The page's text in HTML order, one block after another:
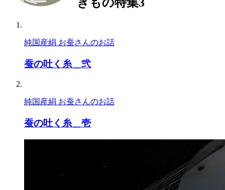
純国産絹 お蚕さんのお話
蚕の吐く糸＿弐
純国産絹 お蚕さんのお話
蚕の吐く糸＿壱